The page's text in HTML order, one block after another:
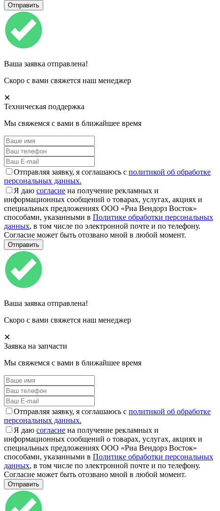
Ваша заявка отправлена!
Скоро с вами свяжется наш менеджер
✕
Техническая поддержка
Мы свяжемся с вами в ближайшее время
Отправляя заявку, я соглашаюсь с политикой об обработке
персональных данных.
Я даю согласие на получение рекламных и
информационных сообщений о товарах, услугах, акциях и
специальных предложениях ООО «Риа Вендорз Восток»
способами, указанными в Политике обработки персональных
данных, в том числе по электронной почте и по телефону.
Согласие может быть отозвано мной в любой момент.
Ваша заявка отправлена!
Скоро с вами свяжется наш менеджер
✕
Заявка на запчасти
Мы свяжемся с вами в ближайшее время
Отправляя заявку, я соглашаюсь с политикой об обработке
персональных данных.
Я даю согласие на получение рекламных и
информационных сообщений о товарах, услугах, акциях и
специальных предложениях ООО «Риа Вендорз Восток»
способами, указанными в Политике обработки персональных
данных, в том числе по электронной почте и по телефону.
Согласие может быть отозвано мной в любой момент.